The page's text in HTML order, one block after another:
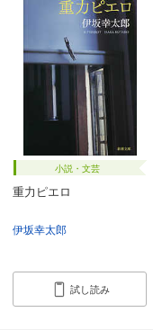
小説・文芸
重力ピエロ
伊坂幸太郎
試し読み